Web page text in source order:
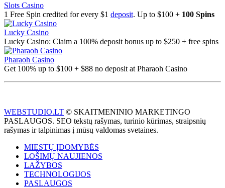
Slots Casino
1 Free Spin credited for every $1 deposit. Up to $100 + 100 Spins
Lucky Casino
Lucky Casino: Claim a 100% deposit bonus up to $250 + free spins
Pharaoh Casino
Get 100% up to $100 + $88 no deposit at Pharaoh Casino
WEBSTUDIO.LT © SKAITMENINIO MARKETINGO
PASLAUGOS. SEO tekstų rašymas, turinio kūrimas, straipsnių
rašymas ir talpinimas į mūsų valdomas svetaines.
MIESTŲ ĮDOMYBĖS
LOŠIMŲ NAUJIENOS
LAŽYBOS
TECHNOLOGIJOS
PASLAUGOS